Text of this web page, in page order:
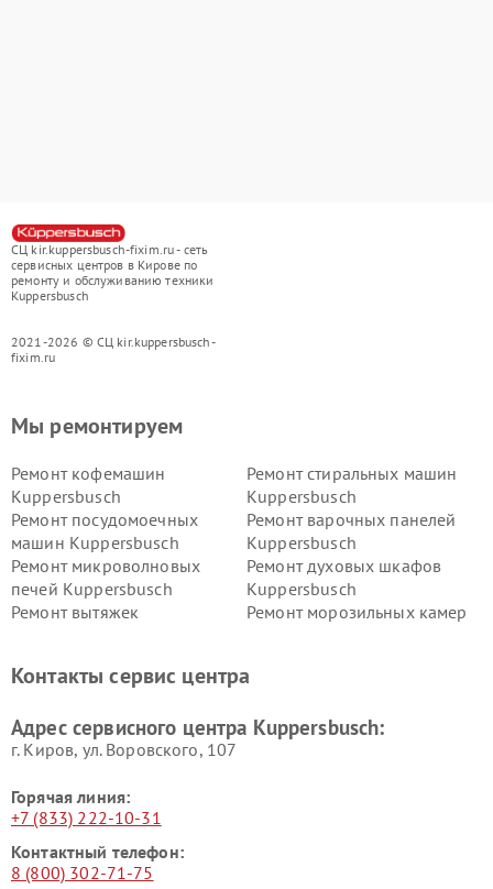
СЦ kir.kuppersbusch-fixim.ru - сеть
сервисных центров в Кирове по
ремонту и обслуживанию техники
Kuppersbusch
2021-2026 © СЦ kir.kuppersbusch-
fixim.ru
Мы ремонтируем
Ремонт кофемашин
Kuppersbusch
Ремонт стиральных машин
Kuppersbusch
Ремонт посудомоечных
машин Kuppersbusch
Ремонт варочных панелей
Kuppersbusch
Ремонт микроволновых
печей Kuppersbusch
Ремонт духовых шкафов
Kuppersbusch
Ремонт вытяжек
Ремонт морозильных камер
Kuppersbusch
вакуумных упаковщиков
Ремонт сушильных машин Kuppersbusch
Контакты сервис центра
Адрес сервисного центра Kuppersbusch:
г. Киров, ул. Воровского, 107
Горячая линия:
+7 (833) 222-10-31
Контактный телефон:
8 (800) 302-71-75